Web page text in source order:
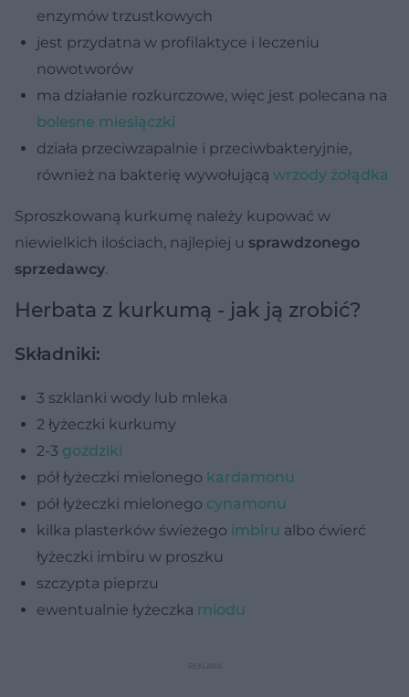
enzymów trzustkowych
jest przydatna w profilaktyce i leczeniu
nowotworów
ma działanie rozkurczowe, więc jest polecana na
bolesne miesiączki
działa przeciwzapalnie i przeciwbakteryjnie,
również na bakterię wywołującą wrzody żołądka
Sproszkowaną kurkumę należy kupować w
niewielkich ilościach, najlepiej u sprawdzonego
sprzedawcy.
Herbata z kurkumą - jak ją zrobić?
Składniki:
3 szklanki wody lub mleka
2 łyżeczki kurkumy
2-3 goździki
pół łyżeczki mielonego kardamonu
pół łyżeczki mielonego cynamonu
kilka plasterków świeżego imbiru albo ćwierć
łyżeczki imbiru w proszku
szczypta pieprzu
ewentualnie łyżeczka miodu